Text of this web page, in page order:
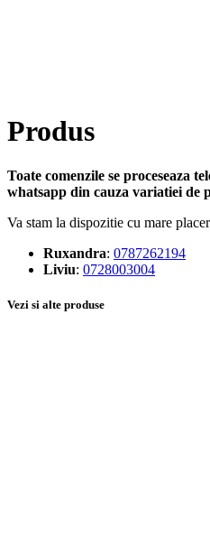
Produs
Toate comenzile se proceseaza
whatsapp din cauza variatiei de
Va stam la dispozitie cu mare
Ruxandra: 0787262194
Liviu: 0728003004
Vezi si alte produse